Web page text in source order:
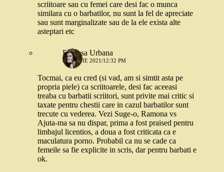
scriitoare sau cu femei care desi fac o munca
similara cu o barbatilor, nu sunt la fel de apreciate
sau sunt marginalizate sau de la ele exista alte
asteptari etc
Printesa Urbana
8 MARTIE 2021/12:32 PM
Tocmai, ca eu cred (si vad, am si simtit asta pe
propria piele) ca scriitoarele, desi fac aceeasi
treaba cu barbatii scriitori, sunt privite mai critic si
taxate pentru chestii care in cazul barbatilor sunt
trecute cu vederea. Vezi Suge-o, Ramona vs
Ajuta-ma sa nu dispar, prima a fost praised pentru
limbajul licentios, a doua a fost criticata ca e
maculatura porno. Probabil ca nu se cade ca
femeile sa fie explicite in scris, dar pentru barbati e
ok.